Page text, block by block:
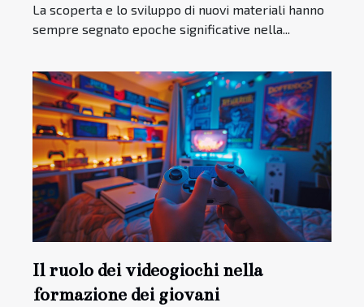
La scoperta e lo sviluppo di nuovi materiali hanno
sempre segnato epoche significative nella...
Il ruolo dei videogiochi nella
formazione dei giovani